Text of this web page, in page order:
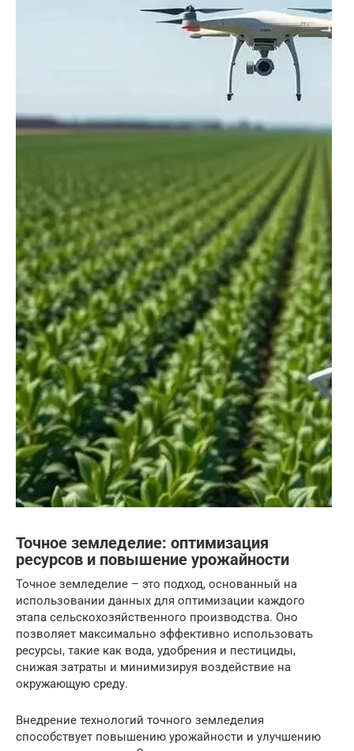
Точное земледелие: оптимизация
ресурсов и повышение урожайности
Точное земледелие – это подход, основанный на
использовании данных для оптимизации каждого
этапа сельскохозяйственного производства. Оно
позволяет максимально эффективно использовать
ресурсы, такие как вода, удобрения и пестициды,
снижая затраты и минимизируя воздействие на
окружающую среду.
Внедрение технологий точного земледелия
способствует повышению урожайности и улучшению